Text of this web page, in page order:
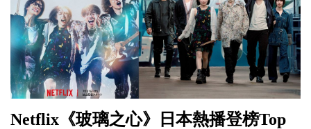
Netflix《玻璃之心》日本熱播登榜Top